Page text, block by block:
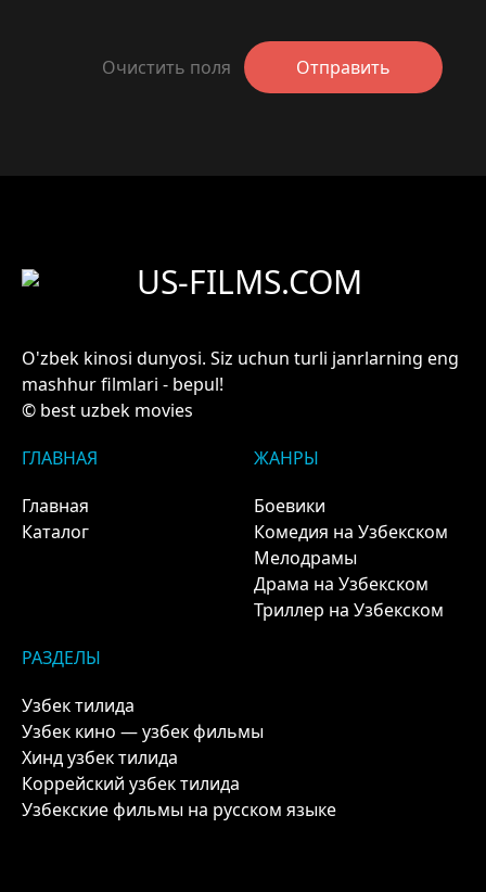
Очистить поля Отправить
US-FILMS.COM
O'zbek kinosi dunyosi. Siz uchun turli janrlarning eng
mashhur filmlari - bepul!
© best uzbek movies
ГЛАВНАЯ
Главная
Каталог
ЖАНРЫ
Боевики
Комедия на Узбекском
Мелодрамы
Драма на Узбекском
Триллер на Узбекском
РАЗДЕЛЫ
Узбек тилида
Узбек кино — узбек фильмы
Хинд узбек тилида
Коррейский узбек тилида
Узбекские фильмы на русском языке